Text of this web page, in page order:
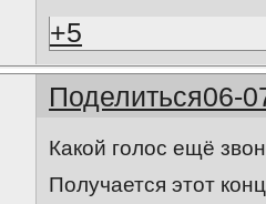
+5
Поделиться06-
Какой голос ещё
Получается этот